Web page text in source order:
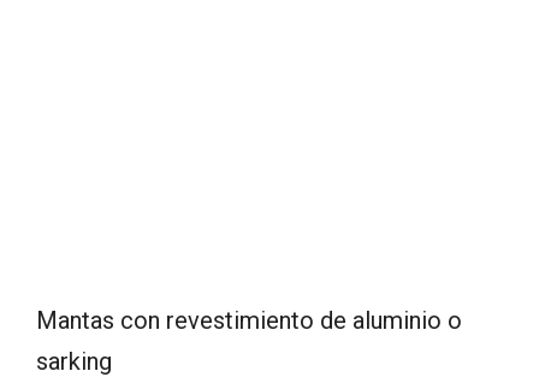
Mantas con revestimiento de aluminio o
sarking